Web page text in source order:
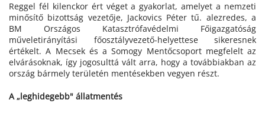
Reggel fél kilenckor ért véget a gyakorlat, amelyet a nemzeti
minősítő bizottság vezetője, Jackovics Péter tű. alezredes, a
BM Országos Katasztrófavédelmi Főigazgatóság
műveletirányítási főosztályvezető-helyettese sikeresnek
értékelt. A Mecsek és a Somogy Mentőcsoport megfelelt az
elvárásoknak, így jogosulttá vált arra, hogy a továbbiakban az
ország bármely területén mentésekben vegyen részt.
A „leghidegebb" állatmentés